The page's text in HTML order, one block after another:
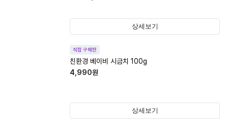
상세보기
직접 구매한
친환경 베이비 시금치 100g
4,990원
상세보기